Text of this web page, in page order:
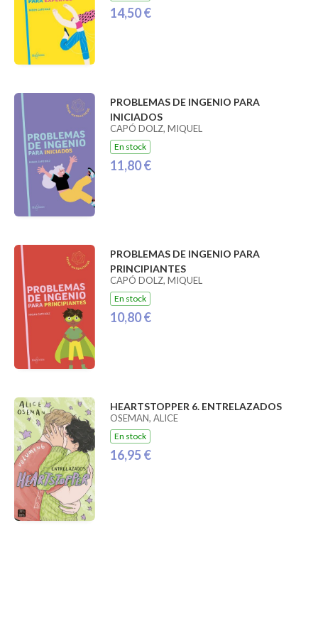
14,50 €
PROBLEMAS DE INGENIO PARA
INICIADOS
CAPÓ DOLZ, MIQUEL
En stock
11,80 €
PROBLEMAS DE INGENIO PARA
PRINCIPIANTES
CAPÓ DOLZ, MIQUEL
En stock
10,80 €
HEARTSTOPPER 6. ENTRELAZADOS
OSEMAN, ALICE
En stock
16,95 €